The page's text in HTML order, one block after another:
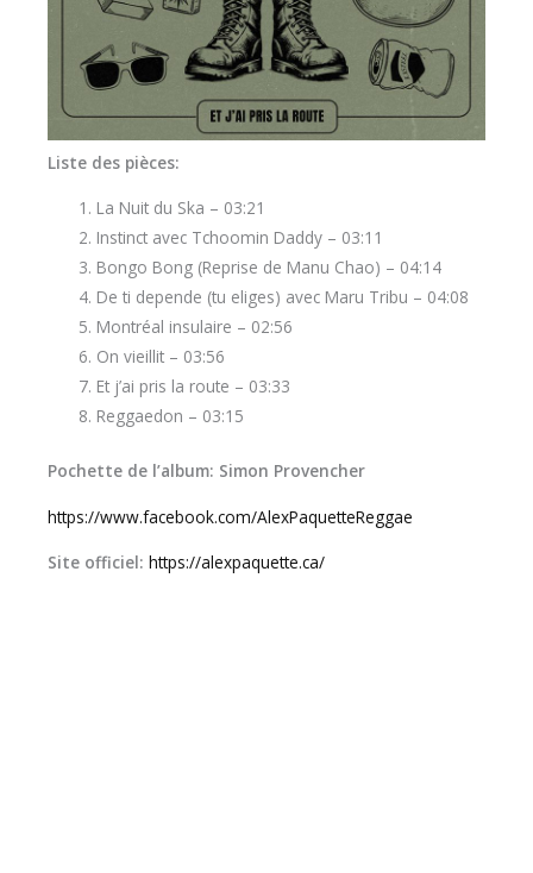
Liste des pièces:
La Nuit du Ska – 03:21
Instinct avec Tchoomin Daddy – 03:11
Bongo Bong (Reprise de Manu Chao) – 04:14
De ti depende (tu eliges) avec Maru Tribu – 04:08
Montréal insulaire – 02:56
On vieillit – 03:56
Et j’ai pris la route – 03:33
Reggaedon – 03:15
Pochette de l’album: Simon Provencher
https://www.facebook.com/AlexPaquetteReggae
Site officiel: https://alexpaquette.ca/